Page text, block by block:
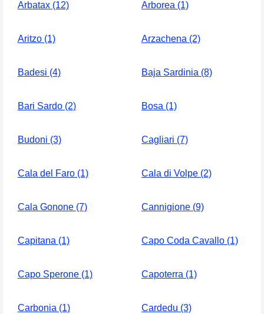
Arbatax (12) Arborea (1)
Aritzo (1) Arzachena (2)
Badesi (4) Baja Sardinia (8)
Bari Sardo (2) Bosa (1)
Budoni (3) Cagliari (7)
Cala del Faro (1) Cala di Volpe (2)
Cala Gonone (7) Cannigione (9)
Capitana (1) Capo Coda Cavallo (1)
Capo Sperone (1) Capoterra (1)
Carbonia (1) Cardedu (3)